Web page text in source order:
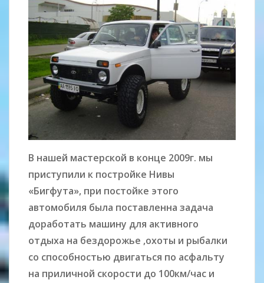
В нашей мастерской в конце 2009г. мы
приступили к постройке Нивы
«Бигфута», при постойке этого
автомобиля была поставленна задача
доработать машину для активного
отдыха на бездорожье ,охоты и рыбалки
со способностью двигаться по асфальту
на приличной скорости до 100км/час и